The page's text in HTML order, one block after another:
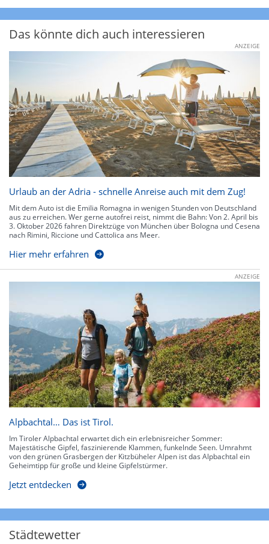
Das könnte dich auch interessieren
ANZEIGE
Urlaub an der Adria - schnelle Anreise auch mit dem Zug!
Mit dem Auto ist die Emilia Romagna in wenigen Stunden von Deutschland
aus zu erreichen. Wer gerne autofrei reist, nimmt die Bahn: Von 2. April bis
3. Oktober 2026 fahren Direktzüge von München über Bologna und Cesena
nach Rimini, Riccione und Cattolica ans Meer.
Hier mehr erfahren
ANZEIGE
Alpbachtal… Das ist Tirol.
Im Tiroler Alpbachtal erwartet dich ein erlebnisreicher Sommer:
Majestätische Gipfel, faszinierende Klammen, funkelnde Seen. Umrahmt
von den grünen Grasbergen der Kitzbüheler Alpen ist das Alpbachtal ein
Geheimtipp für große und kleine Gipfelstürmer.
Jetzt entdecken
Städtewetter